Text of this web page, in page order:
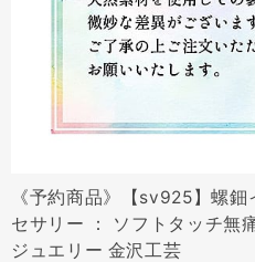
《予約商品》【sv925】螺
セサリー ： ソフトタッチ無
ジュエリー 金沢工芸